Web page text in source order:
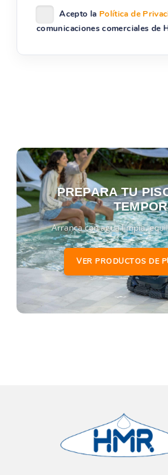
Acepto la Política de
comunicaciones comerciales de
PREPARA TU
Arranca con agua limpia,
VER PRODUCTOS DE